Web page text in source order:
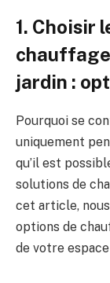
1. Choisir
jardin :
Pourquoi ⁣se
uniquement⁣
qu’il est
⁢solutions de
‍cet ‌article,
options de
de votre